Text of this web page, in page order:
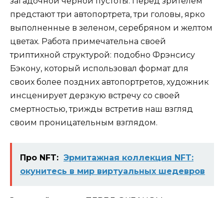
предстают три автопортрета, три головы, ярко
выполненные в зеленом, серебряном и желтом
цветах. Работа примечательна своей
триптихной структурой: подобно Фрэнсису
Бэкону, который использовал формат для
своих более поздних автопортретов, художник
инсценирует дерзкую встречу со своей
смертностью, трижды встретив наш взгляд
своим проницательным взглядом.
Про NFT: Эрмитажная коллекция NFT:
окунитесь в мир виртуальных шедевров